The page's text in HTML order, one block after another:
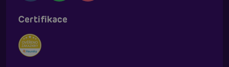
Certifikace